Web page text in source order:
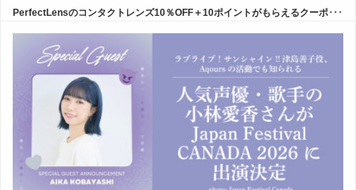
PerfectLensのコンタクトレンズ10％OFF＋10ポイントがもらえるクーポ･･･